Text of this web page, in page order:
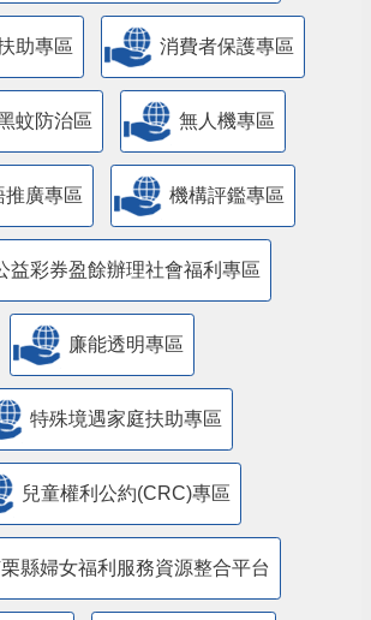
助專區 消費者保護專區
蚊防治區 無人機專區
推廣專區 機構評鑑專區
益彩券盈餘辦理社會福利專區
廉能透明專區
特殊境遇家庭扶助專區
兒童權利公約(CRC)專區
縣婦女福利服務資源整合平台